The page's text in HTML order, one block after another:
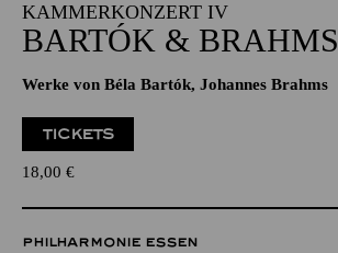
KAMMERKONZERT IV
BARTÓK & BRAHMS
Werke von Béla Bartók, Johannes Brahms
TICKETS
18,00 €
PHILHARMONIE ESSEN